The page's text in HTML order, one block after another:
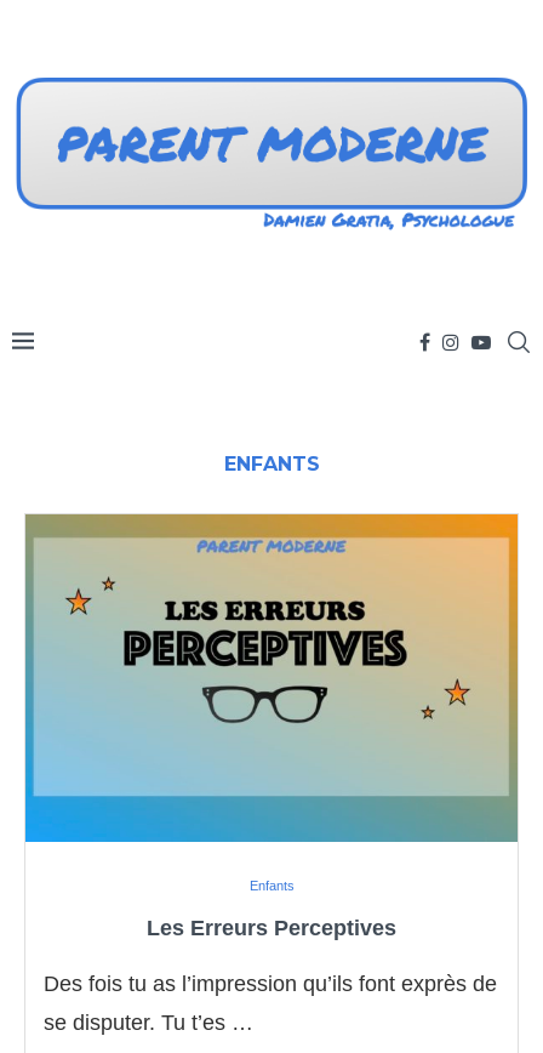
ENFANTS
Enfants
Les Erreurs Perceptives
Des fois tu as l’impression qu’ils font exprès de
se disputer. Tu t’es …